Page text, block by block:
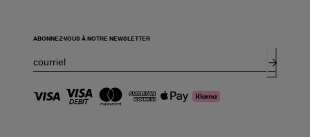
ABONNEZ-VOUS À NOTRE NEWSLETTER